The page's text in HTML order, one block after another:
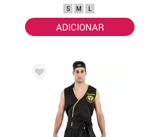
S M L
ADICIONAR